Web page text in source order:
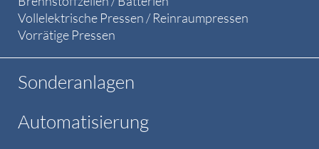
Vollelektrische Pressen / Reinraumpressen
Vorrätige Pressen
Sonderanlagen
Automatisierung